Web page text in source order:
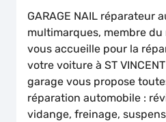
GARAGE NAIL réparateur
multimarques, membre du
vous accueille pour la
votre voiture à ST
garage vous propose
réparation automobile :
vidange, freinage,